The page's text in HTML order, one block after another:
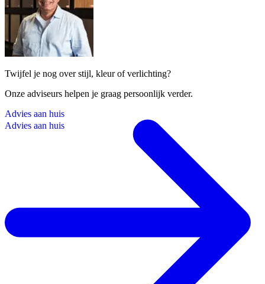
Twijfel je nog over stijl, kleur of verlichting?
Onze adviseurs helpen je graag persoonlijk verder.
Advies aan huis